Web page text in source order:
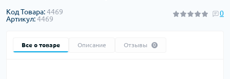
Код Товара:4469
Артикул:4469
0
Все о товаре Описание Отзывы 0